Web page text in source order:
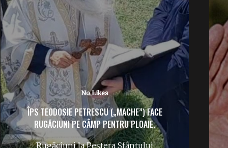
No Likes
IERI S-A ÎMPLINIT UN AN FĂRĂ NEA NELU
ILIESCU: „MĂI DRAGĂ”, CE-AȚI FĂCUT CU
PARTIDUL?
A trecut deja un an de când Ion